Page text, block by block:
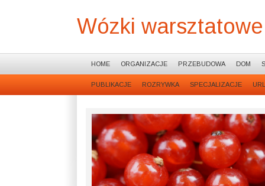
Wózki warsztatowe
HOME ORGANIZACJE PRZEBUDOWA DOM
PUBLIKACJE ROZRYWKA SPECJALIZACJE